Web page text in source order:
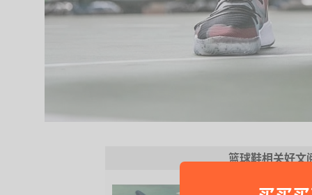
篮球鞋相关好文
Adidas 阿迪达斯 PRO